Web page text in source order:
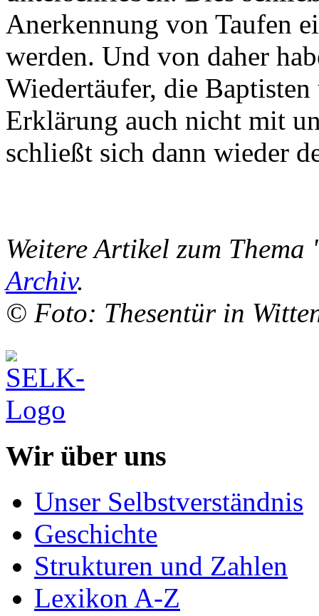
Anerkennung von Taufen
werden. Und von daher
Wiedertäufer, die
Erklärung auch nicht mit
schließt sich dann wieder
Weitere Artikel zum
Archiv.
© Foto: Thesentür in
Wir über uns
Unser Selbstverständnis
Geschichte
Strukturen und Zahlen
Lexikon A-Z